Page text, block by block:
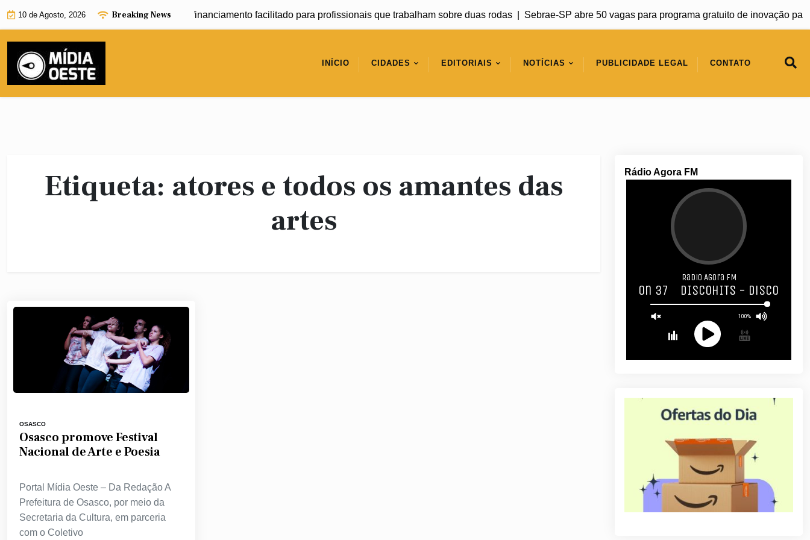
10 de Agosto, 2026 Breaking News
Programa Move Brasil começa a oferecer financiamento facilitado para profissionais que trabalham sobre duas rodas | Sebrae-SP abre 50 vagas para programa gratuito de inovação
INÍCIO CIDADES EDITORIAIS NOTÍCIAS PUBLICIDADE LEGAL CONTATO
Etiqueta: atores e todos os amantes das
artes
OSASCO
Osasco promove Festival
Nacional de Arte e Poesia
Portal Mídia Oeste – Da Redação A
Prefeitura de Osasco, por meio da
Secretaria da Cultura, em parceria
com o Coletivo
Rádio Agora FM